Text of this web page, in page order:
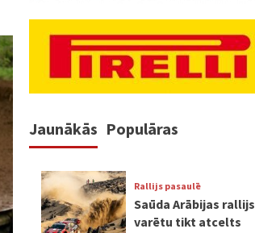
Jaunākās Populāras
Rallijs pasaulē
Saūda Arābijas rallijs
varētu tikt atcelts